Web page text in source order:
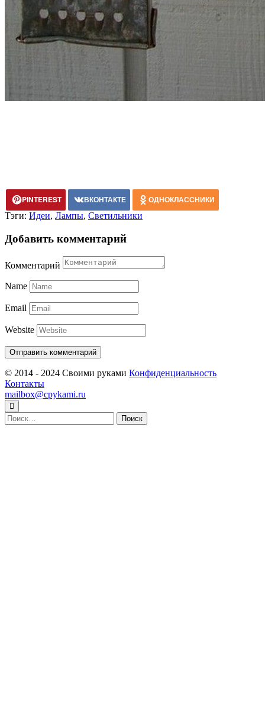
PINTEREST ВКОНТАКТЕ ОДНОКЛАССНИКИ
Тэги: Идеи, Лампы, Светильники
Добавить комментарий
Комментарий
Name
Email
Website
© 2014 - 2024 Своими руками Конфиденциальность
Контакты
mailbox@cpykami.ru
Найти: